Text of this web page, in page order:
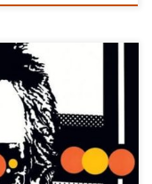
sztuka powinna
ograniczeń i szarej
reklamy, plakaty
której